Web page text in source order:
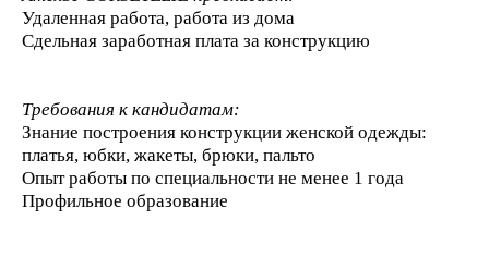
Удаленная работа, работа из дома
Сдельная заработная плата за конструкцию
Требования к кандидатам:
Знание построения конструкции женской одежды:
платья, юбки, жакеты, брюки, пальто
Опыт работы по специальности не менее 1 года
Профильное образование